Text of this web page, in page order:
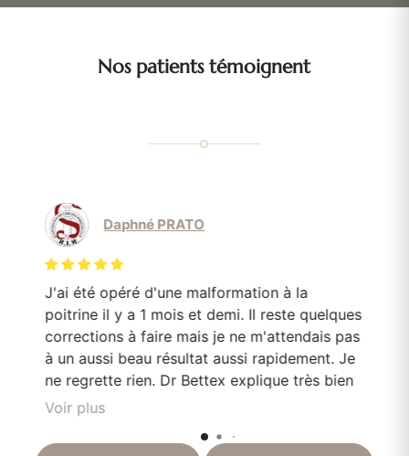
Nos patients témoignent
Daphné PRATO
J'ai été opéré d'une malformation à la
poitrine il y a 1 mois et demi. Il reste quelques
corrections à faire mais je ne m'attendais pas
à un aussi beau résultat aussi rapidement. Je
ne regrette rien. Dr Bettex explique très bien
son rôle dans. la. prise en soin et est très à
en cas que questionnement. Ayant pour
Voir plus